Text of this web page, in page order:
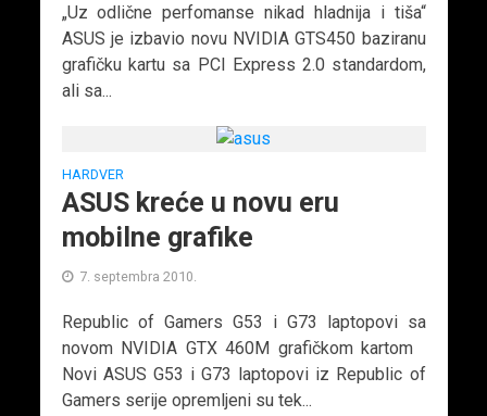
„Uz odlične perfomanse nikad hladnija i tiša“
ASUS je izbavio novu NVIDIA GTS450 baziranu
grafičku kartu sa PCI Express 2.0 standardom,
ali sa...
HARDVER
ASUS kreće u novu eru
mobilne grafike
7. septembra 2010.
Republic of Gamers G53 i G73 laptopovi sa
novom NVIDIA GTX 460M grafičkom kartom
Novi ASUS G53 i G73 laptopovi iz Republic of
Gamers serije opremljeni su tek...